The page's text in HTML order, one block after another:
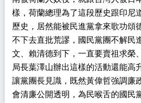
樣，荷蘭總理為了這段歷史跟印尼
歷史，居然能被民進黨拿來歌功頌
不下去直批荒謬，國民黨團不解民
文、賴清德到下，一直要賣祖求榮
局長葉澤山辦出這樣的活動還能高
讓黨團長見識，既然黃偉哲強調廉
會清廉公開透明，為民喉舌的國民